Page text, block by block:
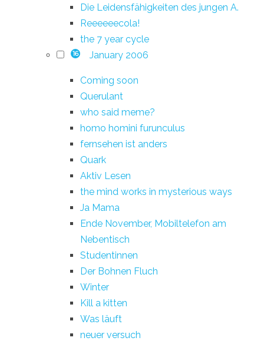
Die Leidensfähigkeiten des jungen A.
Reeeeeecola!
the 7 year cycle
16 January 2006
Coming soon
Querulant
who said meme?
homo homini furunculus
fernsehen ist anders
Quark
Aktiv Lesen
the mind works in mysterious ways
Ja Mama
Ende November, Mobiltelefon am
Nebentisch
Studentinnen
Der Bohnen Fluch
Winter
Kill a kitten
Was läuft
neuer versuch